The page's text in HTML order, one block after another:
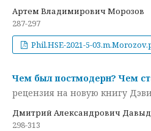
Артем Владимирович Морозов
287-297
Phil.HSE-2021-5-
Чем был постмодерн? Чем
рецензия на новую книгу
Дмитрий Александрович
298-313